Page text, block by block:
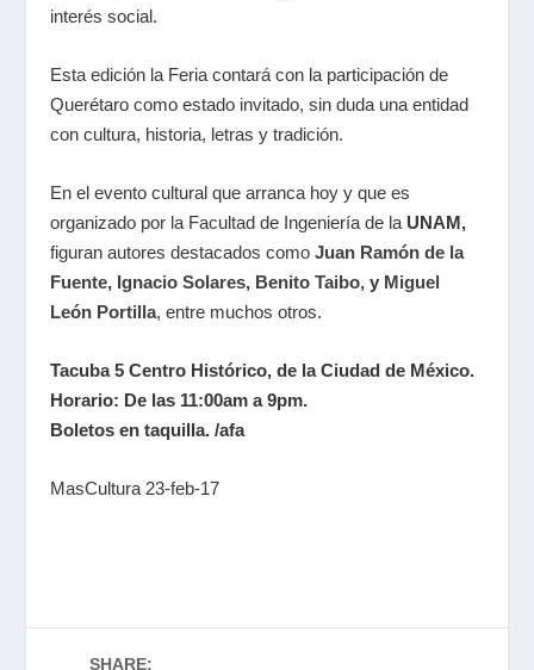
interés social.
Esta edición la Feria contará con la participación de
Querétaro como estado invitado, sin duda una entidad
con cultura, historia, letras y tradición.
En el evento cultural que arranca hoy y que es
organizado por la Facultad de Ingeniería de la UNAM,
figuran autores destacados como Juan Ramón de la
Fuente, Ignacio Solares, Benito Taibo, y Miguel
León Portilla, entre muchos otros.
Tacuba 5 Centro Histórico, de la Ciudad de México.
Horario: De las 11:00am a 9pm.
Boletos en taquilla. /afa
MasCultura 23-feb-17
SHARE: